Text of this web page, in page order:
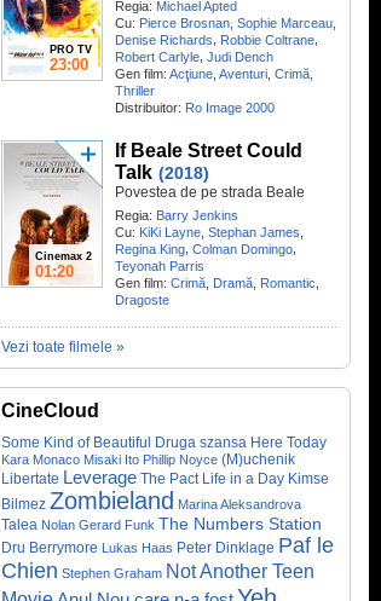
PRO TV
23:00
Regia: Michael Apted
Cu: Pierce Brosnan Sophie Marceau
Denise Richards, Robbie Coltrane,
Robert Carlyle, Judi Dench
Gen film: Acţiune Aventuri Crimă
Thriller
Distribuitor: Ro Image 2000
Cinemax 2
01:20
If Beale Street Could
Talk (2018)
Povestea de pe strada Beale
Regia: Barry Jenkins
Cu: KiKi Layne Stephan James
Regina King, Colman Domingo,
Teyonah Parris
Gen film: Crimă Dramă Romantic
Dragoste
Vezi toate filmele »
CineCloud
Some Kind of Beautiful Druga szansa Here Today
Kara Monaco Misaki Ito Phillip Noyce (M)uchenik
Libertate Leverage The Pact Life in a Day Kimse
Bilmez Zombieland Marina Aleksandrova
Talea Nolan Gerard Funk The Numbers Station
Dru Berrymore Lukas Haas Peter Dinklage Paf le
Chien Stephen Graham Not Another Teen